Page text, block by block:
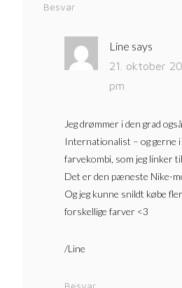
Besvar
Line says
21. oktober
pm
Jeg drømmer i den grad
Internationalist – og gerne i
farvekombi, som jeg linker
Det er den pæneste Nike-
Og jeg kunne snildt købe
forskellige farver <3
/Line